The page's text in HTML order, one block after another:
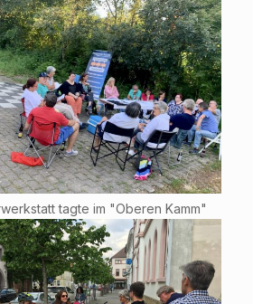
tagte im "Oberen Kamm"